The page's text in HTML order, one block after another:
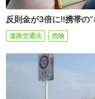
反則金が3倍に!!携帯の
道路交通法 危険